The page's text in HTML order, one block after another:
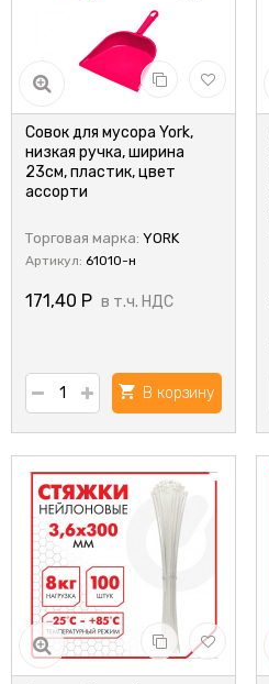
Совок для мусора York,
низкая ручка, ширина
23см, пластик, цвет
ассорти
Торговая марка: YORK
Артикул: 61010-н
171,40 Р в т.ч. НДС
В корзину